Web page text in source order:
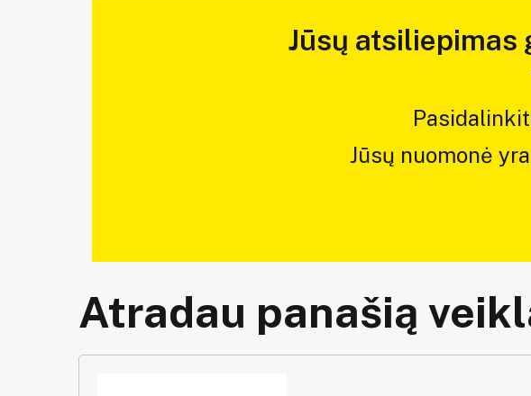
Jūsų
Jūsų nuomonė
Atradau panašią